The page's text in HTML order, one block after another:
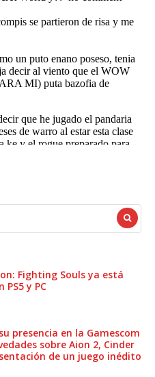
Fighting Souls ya está
PS5 y PC
presencia en la Gamescom
sobre Aion 2, Cinder
de un juego inédito